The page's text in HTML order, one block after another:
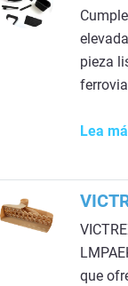
pieza
Lea
que